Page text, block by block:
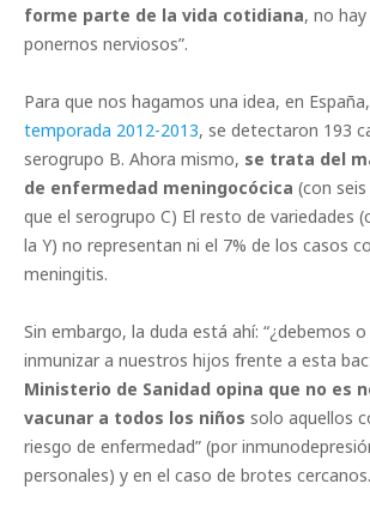
forme parte de la vida cotidiana, no
ponernos nerviosos”.
Para que nos hagamos una idea, en España,
temporada 2012-2013, se detectaron 193
serogrupo B. Ahora mismo, se trata del
de enfermedad meningocócica (con
que el serogrupo C) El resto de variedades
la Y) no representan ni el 7% de los casos
meningitis.
Sin embargo, la duda está ahí: “¿debemos
inmunizar a nuestros hijos frente a esta
Ministerio de Sanidad opina que no es
vacunar a todos los niños solo aquellos
riesgo de enfermedad” (por
personales) y en el caso de brotes cercanos.